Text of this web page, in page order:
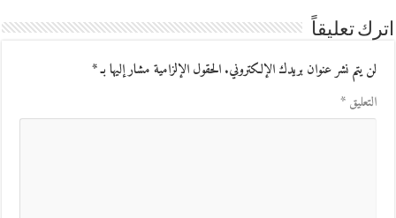
اترك تعليقاً
لن يتم نشر عنوان بريدك الإلكتروني.الحقول الإلزامية مشار إليها بـ*
التعليق*